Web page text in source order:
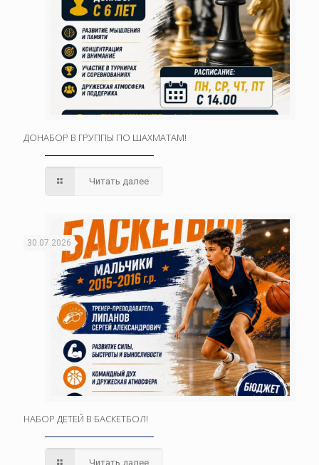
ДОНАБОР В ГРУППЫ ПО ШАХМАТАМ!
Читать далее
30.07.2026
НАБОР ДЕТЕЙ В БАСКЕТБОЛ!
Читать далее